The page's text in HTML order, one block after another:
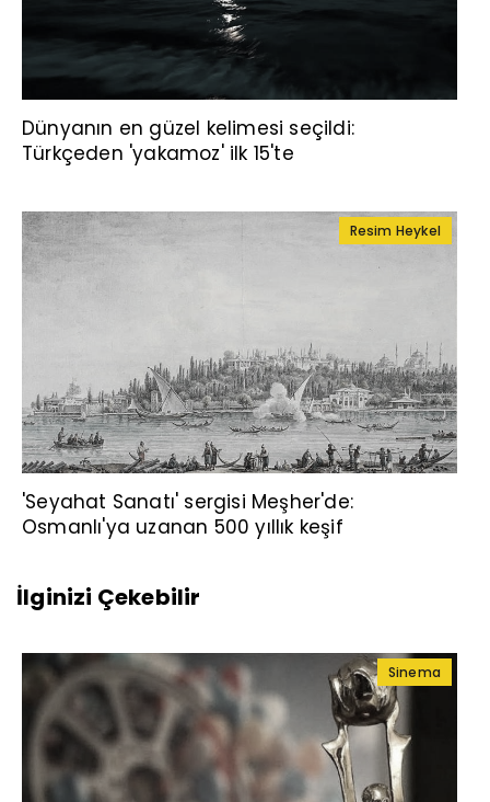
Dünyanın en güzel kelimesi seçildi:
Türkçeden 'yakamoz' ilk 15'te
Resim Heykel
'Seyahat Sanatı' sergisi Meşher'de:
Osmanlı'ya uzanan 500 yıllık keşif
İlginizi Çekebilir
Sinema